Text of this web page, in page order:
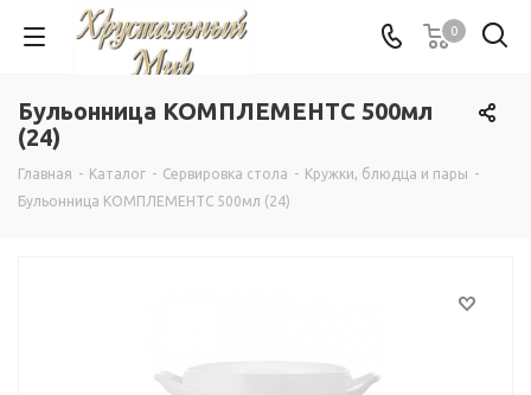
0
Бульонница КОМПЛЕМЕНТС 500мл
(24)
Главная - Каталог - Сервировка стола - Кружки, блюдца и пары -
Бульонница КОМПЛЕМЕНТС 500мл (24)